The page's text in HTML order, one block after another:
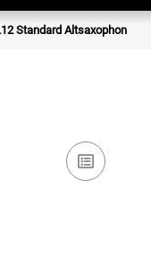
Standard Altsaxophon